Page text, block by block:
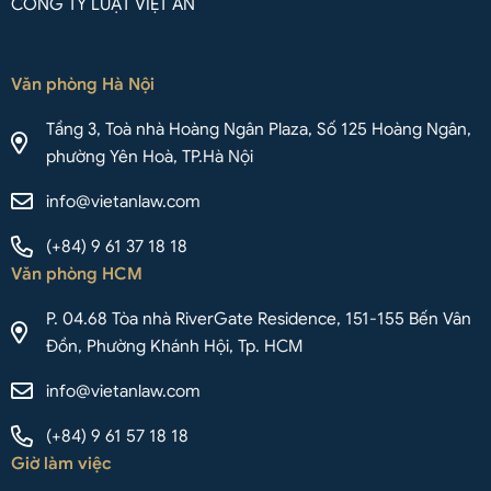
Văn phòng Hà Nội
Tầng 3, Toà nhà Hoàng Ngân Plaza, Số 125 Hoàng Ngân,
phường Yên Hoà, TP.Hà Nội
info@vietanlaw.com
(+84) 9 61 37 18 18
Văn phòng HCM
P. 04.68 Tòa nhà RiverGate Residence, 151-155 Bến Vân
Đồn, Phường Khánh Hội, Tp. HCM
info@vietanlaw.com
(+84) 9 61 57 18 18
Giờ làm việc